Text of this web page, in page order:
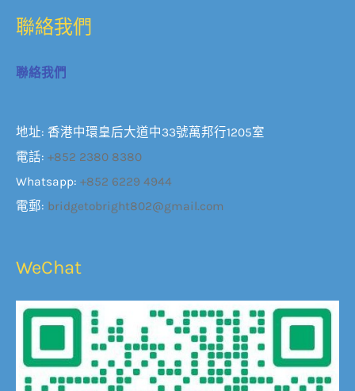
聯絡我們
聯絡我們
地址: 香港中環皇后大道中33號萬邦行1205室
電話: +852 2380 8380
Whatsapp: +852 6229 4944
電郵: bridgetobright802@gmail.com
WeChat